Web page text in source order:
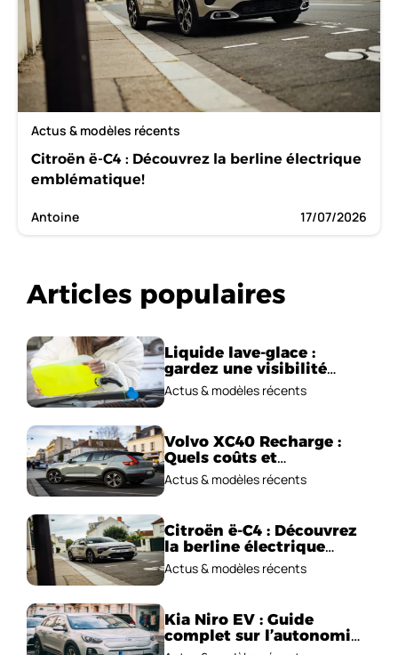
Actus & modèles récents
Citroën ë-C4 : Découvrez la berline électrique
emblématique!
Antoine 17/07/2026
Articles populaires
Liquide lave-glace :
gardez une visibilité
parfaite en voiture
Actus & modèles récents
Volvo XC40 Recharge :
Quels coûts et
performances
électriques ?
Actus & modèles récents
Citroën ë-C4 : Découvrez
la berline électrique
emblématique!
Actus & modèles récents
Kia Niro EV : Guide
complet sur l’autonomie